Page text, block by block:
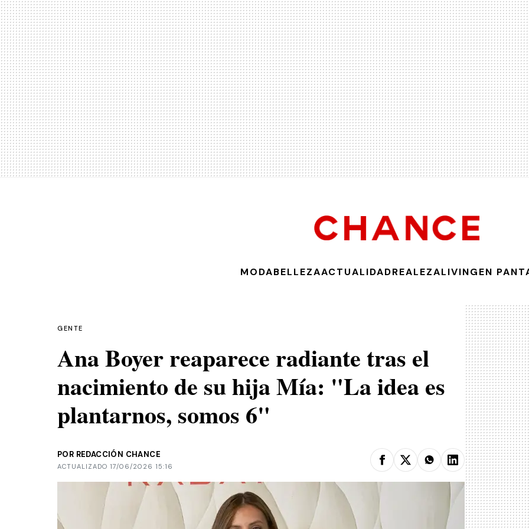
MODABELLEZAACTUALIDADREALEZALIVINGEN
GENTE
Ana Boyer reaparece radiante tras el
nacimiento de su hija Mía: "La idea es
plantarnos, somos 6"
POR REDACCIÓN CHANCE
ACTUALIZADO 17/06/2026 15:16